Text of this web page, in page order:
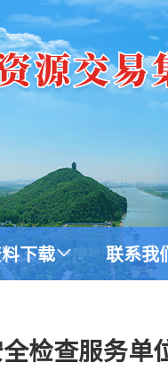
下载 联系我
检查服务单